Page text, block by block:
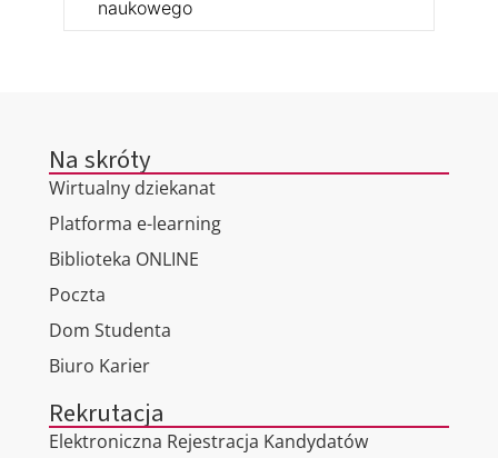
naukowego
Na skróty
Wirtualny dziekanat
Platforma e-learning
Biblioteka ONLINE
Poczta
Dom Studenta
Biuro Karier
Rekrutacja
Elektroniczna Rejestracja Kandydatów